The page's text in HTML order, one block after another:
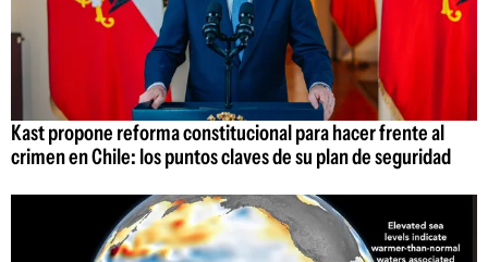
Kast propone reforma constitucional para hacer frente al
crimen en Chile: los puntos claves de su plan de seguridad